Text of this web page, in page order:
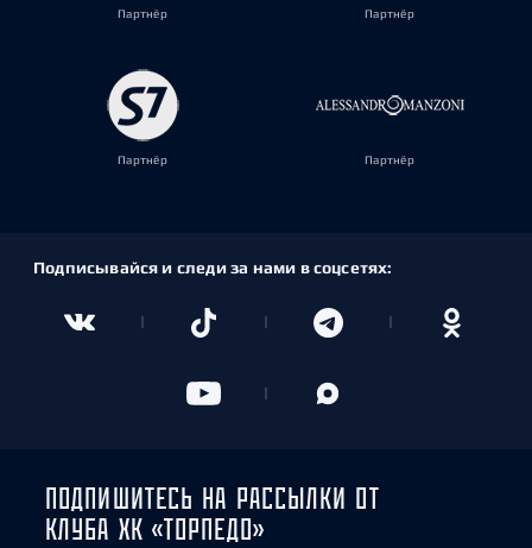
Партнёр Партнёр
Партнёр Партнёр
Подписывайся и следи за нами в соцсетях:
ПОДПИШИТЕСЬ НА РАССЫЛКИ ОТ
КЛУБА ХК «ТОРПЕДО»